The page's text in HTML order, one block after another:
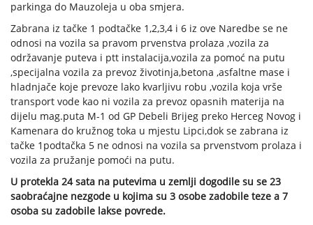
parkinga do Mauzoleja u oba smjera.
Zabrana iz tačke 1 podtačke 1,2,3,4 i 6 iz ove Naredbe se ne
odnosi na vozila sa pravom prvenstva prolaza ,vozila za
održavanje puteva i ptt instalacija,vozila za pomoć na putu
,specijalna vozila za prevoz životinja,betona ,asfaltne mase i
hladnjače koje prevoze lako kvarljivu robu ,vozila koja vrše
transport vode kao ni vozila za prevoz opasnih materija na
dijelu mag.puta M-1 od GP Debeli Brijeg preko Herceg Novog i
Kamenara do kružnog toka u mjestu Lipci,dok se zabrana iz
tačke 1podtačka 5 ne odnosi na vozila sa prvenstvom prolaza i
vozila za pružanje pomoći na putu.
U protekla 24 sata na putevima u zemlji dogodile su se 23
saobraćajne nezgode u kojima su 3 osobe zadobile teze a 7
osoba su zadobile lakse povrede.